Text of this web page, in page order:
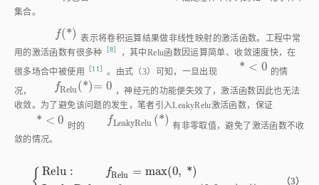
集合。
f(*)
*
表示将卷积运算结果做非线性映射的激活函数。工程中常
用的激活函数有很多种 ［8］
，其中Relu函数因运算简单、收敛速度快，在
很多场合中被使用 。由 式（3） 可知，一旦出现 * < 0
*
的情
况，
fR (*) 0
R *=0
，神经元的功能便失效了，激活函数因此也无法
收敛。为了避免该问题的发生，笔者引入LeakyRelu激活函数，保证
* < 0
* 0 时的 fL (*)
fL u*
有非零取值，避免了激活函数不收
敛的情况。
{ R el fR (0, *)
R elu: u=ma x0, *LeakyR lu x0.01
（3）